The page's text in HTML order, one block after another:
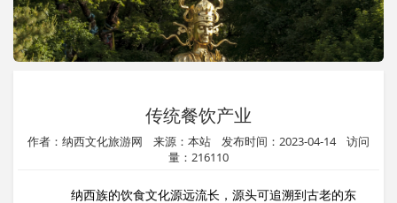
传统餐饮产业
作者：纳西文化旅游网 来源：本站 发布时间：2023-04-14 访问
量：216110
纳西族的饮食文化源远流长，源头可追溯到古老的东